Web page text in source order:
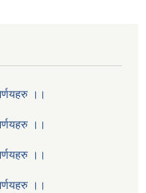
।।
।।
।।
।।